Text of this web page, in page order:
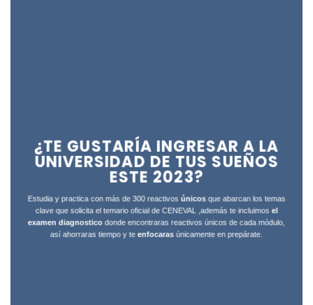
¿TE GUSTARÍA INGRESAR A LA
UNIVERSIDAD DE TUS SUEÑOS
ESTE 2023?
Estudia y practica con más de 300 reactivos únicosque abarcan los temas
clave que solicita el temario oficial de CENEVAL ,además te incluimos el
examen diagnosticodonde encontraras reactivos únicos de cada módulo,
así ahorraras tiempo y te enfocarasúnicamente en prepárate.